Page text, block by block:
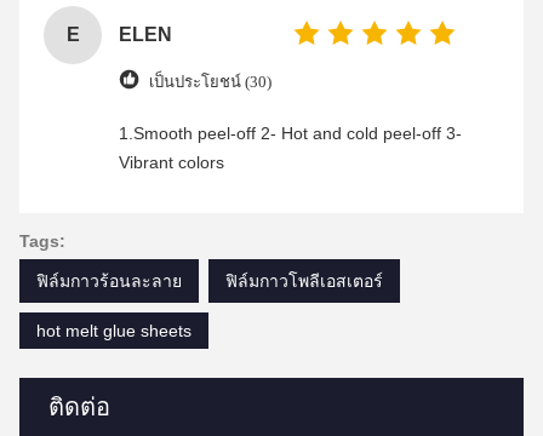
ติดต่อ
E ELEN
เป็นประโยชน์ (30)
1.Smooth peel-off 2- Hot and cold peel-off 3-
Vibrant colors
Tags:
ฟิล์มกาวร้อนละลาย ฟิล์มกาวโพลีเอสเตอร์
hot melt glue sheets